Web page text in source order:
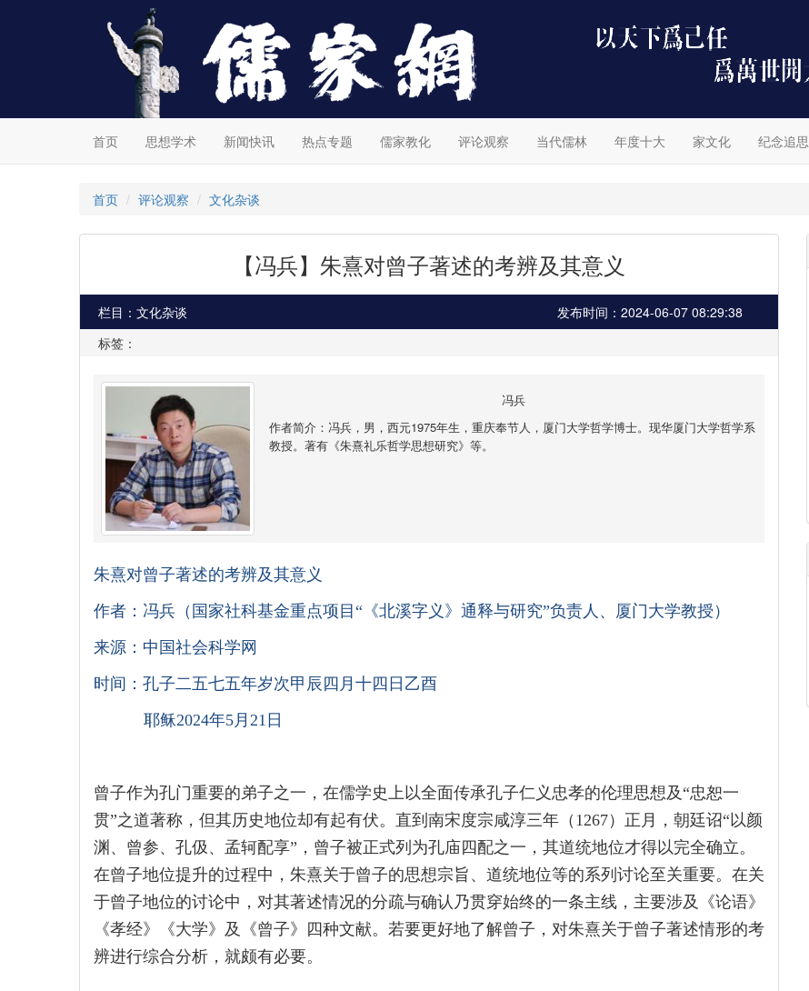
首页 思想学术 新闻快讯 热点专题 儒家教化 评论观察 当代儒林 年度十大 家文化 纪念追思
首页 评论观察 文化杂谈
【冯兵】朱熹对曾子著述的考辨及其意义
栏目：文化杂谈
发布时间：2024-06-07 08:29:38
标签：
冯兵
作者简介：冯兵，男，西元1975年生，重庆奉节人，厦门大学哲学博士。现华厦门大学哲学系
教授。著有《朱熹礼乐哲学思想研究》等。
朱熹对曾子著述的考辨及其意义
作者：冯兵（国家社科基金重点项目“《北溪字义》通释与研究”负责人、厦门大学教授）
来源：中国社会科学网
时间：孔子二五七五年岁次甲辰四月十四日乙酉
耶稣2024年5月21日
曾子作为孔门重要的弟子之一，在儒学史上以全面传承孔子仁义忠孝的伦理思想及“忠恕一
贯”之道著称，但其历史地位却有起有伏。直到南宋度宗咸淳三年（1267）正月，朝廷诏“以颜
渊、曾参、孔伋、孟轲配享”，曾子被正式列为孔庙四配之一，其道统地位才得以完全确立。
在曾子地位提升的过程中，朱熹关于曾子的思想宗旨、道统地位等的系列讨论至关重要。在关
于曾子地位的讨论中，对其著述情况的分疏与确认乃贯穿始终的一条主线，主要涉及《论语》
《孝经》《大学》及《曾子》四种文献。若要更好地了解曾子，对朱熹关于曾子著述情形的考
辨进行综合分析，就颇有必要。